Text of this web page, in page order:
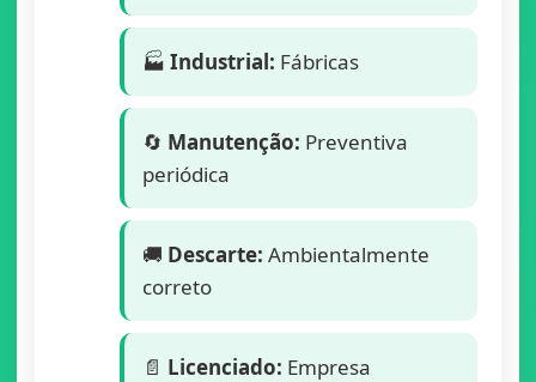
🏭 Industrial: Fábricas
🔄 Manutenção: Preventiva
periódica
🚚 Descarte: Ambientalmente
correto
📄 Licenciado: Empresa